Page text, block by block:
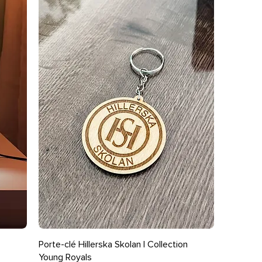
Aperçu rapide
Porte-clé Hillerska Skolan | Collection
Young Royals